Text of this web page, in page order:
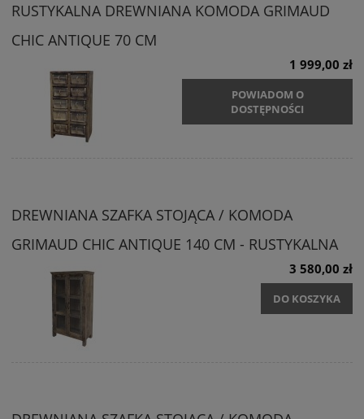
RUSTYKALNA DREWNIANA KOMODA GRIMAUD
CHIC ANTIQUE 70 CM
1 999,00 zł
POWIADOM O
DOSTĘPNOŚCI
DREWNIANA SZAFKA STOJĄCA / KOMODA
GRIMAUD CHIC ANTIQUE 140 CM - RUSTYKALNA
3 580,00 zł
DO KOSZYKA